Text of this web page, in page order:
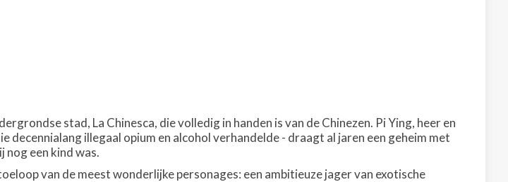
stad, La Chinesca, die volledig in handen is van de Chinezen. Pi Ying, heer en
decennialang illegaal opium en alcohol verhandelde - draagt al jaren een geheim met
nog een kind was.
van de meest wonderlijke personages: een ambitieuze jager van exotische